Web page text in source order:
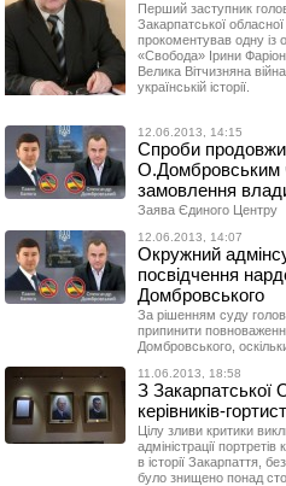
Перший заступник
Закарпатської обласної
прокоментував одну із
«Свобода» Ірини
Велика Вітчизняна
українській історії.
12.06.2013, 14:15
Спроби
О.Домбровським
замовлення
Заява Єдиного Центру
12.06.2013, 14:07
Окружний
посвідчення
Домбровського
За рішенням суду
припинити
Домбровського,
11.06.2013, 18:58
З Закарпатської
керівників-
Цілу зливи критики
адміністрації
в історії Закарпаття,
було знищено понад